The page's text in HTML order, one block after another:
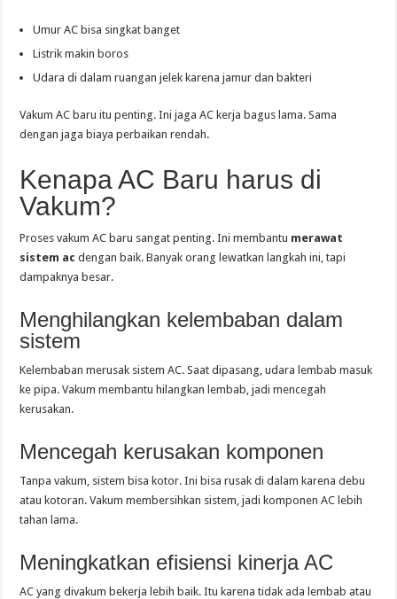
Umur AC bisa singkat banget
Listrik makin boros
Udara di dalam ruangan jelek karena jamur dan bakteri
Vakum AC baru itu penting. Ini jaga AC kerja bagus lama. Sama
dengan jaga biaya perbaikan rendah.
Kenapa AC Baru harus di
Vakum?
Proses vakum AC baru sangat penting. Ini membantu merawat
sistem ac dengan baik. Banyak orang lewatkan langkah ini, tapi
dampaknya besar.
Menghilangkan kelembaban dalam
sistem
Kelembaban merusak sistem AC. Saat dipasang, udara lembab masuk
ke pipa. Vakum membantu hilangkan lembab, jadi mencegah
kerusakan.
Mencegah kerusakan komponen
Tanpa vakum, sistem bisa kotor. Ini bisa rusak di dalam karena debu
atau kotoran. Vakum membersihkan sistem, jadi komponen AC lebih
tahan lama.
Meningkatkan efisiensi kinerja AC
AC yang divakum bekerja lebih baik. Itu karena tidak ada lembab atau